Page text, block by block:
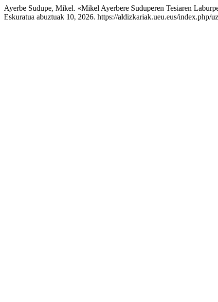
Ayerbe Sudupe, Mikel. «Mikel Ayerbere Suduperen Tesiaren
Eskuratua abuztuak 10, 2026. https://aldizkariak.ueu.eus/index.php/